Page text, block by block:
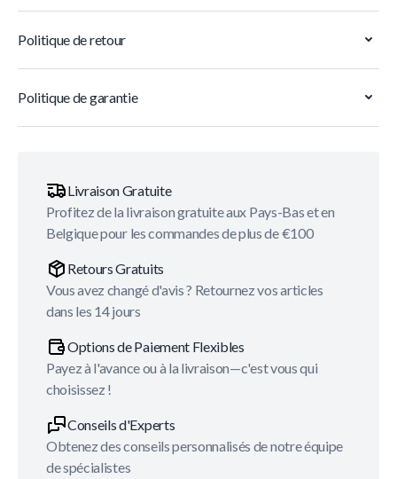
Politique de retour
Politique de garantie
Livraison Gratuite
Profitez de la livraison gratuite aux Pays-Bas et en
Belgique pour les commandes de plus de €100
Retours Gratuits
Vous avez changé d'avis ? Retournez vos articles
dans les 14 jours
Options de Paiement Flexibles
Payez à l'avance ou à la livraison—c'est vous qui
choisissez !
Conseils d'Experts
Obtenez des conseils personnalisés de notre équipe
de spécialistes